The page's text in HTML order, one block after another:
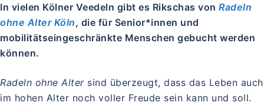
In vielen Kölner Veedeln gibt es Rikschas von Radeln
ohne Alter Köln, die für Senior*innen und
mobilitätseingeschränkte Menschen gebucht werden
können.
Radeln ohne Altersind überzeugt, dass das Leben auch
im hohen Alter noch voller Freude sein kann und soll.